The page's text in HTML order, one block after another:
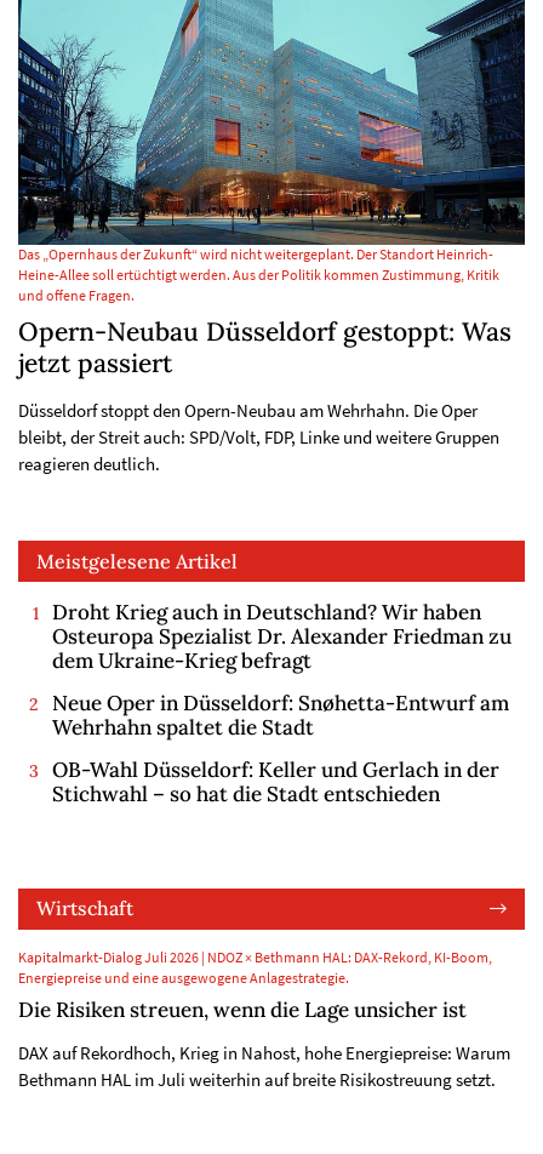
Das „Opernhaus der Zukunft“ wird nicht weitergeplant. Der Standort Heinrich-
Heine-Allee soll ertüchtigt werden. Aus der Politik kommen Zustimmung, Kritik
und offene Fragen.
Opern-Neubau Düsseldorf gestoppt: Was
jetzt passiert
Düsseldorf stoppt den Opern-Neubau am Wehrhahn. Die Oper
bleibt, der Streit auch: SPD/Volt, FDP, Linke und weitere Gruppen
reagieren deutlich.
Meistgelesene Artikel
Droht Krieg auch in Deutschland? Wir haben
Osteuropa Spezialist Dr. Alexander Friedman zu
dem Ukraine-Krieg befragt
Neue Oper in Düsseldorf: Snøhetta-Entwurf am
Wehrhahn spaltet die Stadt
OB-Wahl Düsseldorf: Keller und Gerlach in der
Stichwahl – so hat die Stadt entschieden
Wirtschaft
Kapitalmarkt-Dialog Juli 2026 | NDOZ × Bethmann HAL: DAX-Rekord, KI-Boom,
Energiepreise und eine ausgewogene Anlagestrategie.
Die Risiken streuen, wenn die Lage unsicher ist
DAX auf Rekordhoch, Krieg in Nahost, hohe Energiepreise: Warum
Bethmann HAL im Juli weiterhin auf breite Risikostreuung setzt.